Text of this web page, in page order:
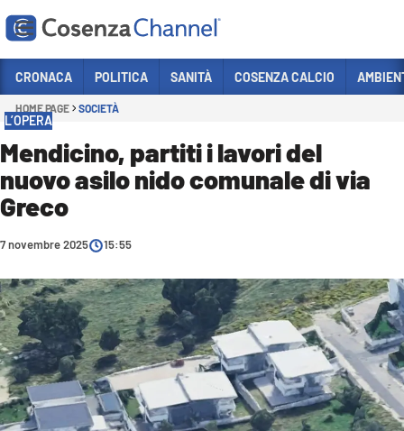
Sezioni
CRONACA
POLITICA
COSENZA CALCIO
ECONOMIA E LAVORO
SANITÀ
SPORT
CULTURA
AMBIENTE
CRONACA POLITICA SANITÀ COSENZA CALCIO
HOME PAGE SOCIETÀ
L’OPERA
Mendicino, partiti i lavori del
nuovo asilo nido comunale di via
Greco
7 novembre 2025 15:55